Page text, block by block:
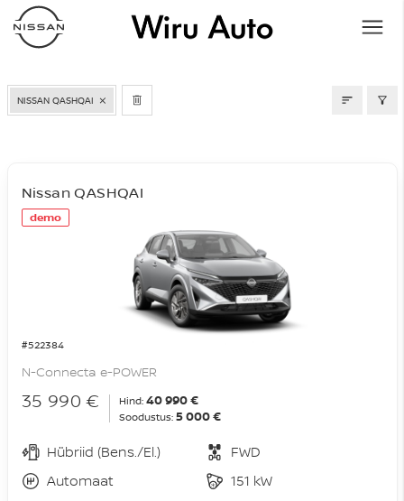
LAOAUTOD
NISSAN QASHQAI
demo
#522384
Nissan QASHQAI
N-Connecta e-POWER
35 990 € Hind: 40 990 €
Soodustus: 5 000 €
Hübriid (Bens./El.)
FWD
Automaat
151 kW